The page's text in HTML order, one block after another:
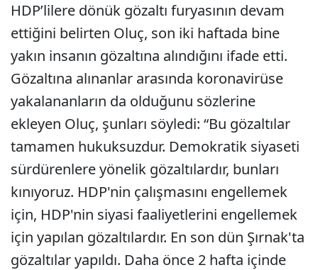
HDP’lilere dönük gözaltı furyasının devam
ettiğini belirten Oluç, son iki haftada bine
yakın insanın gözaltına alındığını ifade etti.
Gözaltına alınanlar arasında koronavirüse
yakalananların da olduğunu sözlerine
ekleyen Oluç, şunları söyledi: “Bu gözaltılar
tamamen hukuksuzdur. Demokratik siyaseti
sürdürenlere yönelik gözaltılardır, bunları
kınıyoruz. HDP'nin çalışmasını engellemek
için, HDP'nin siyasi faaliyetlerini engellemek
için yapılan gözaltılardır. En son dün Şırnak'ta
gözaltılar yapıldı. Daha önce 2 hafta içinde